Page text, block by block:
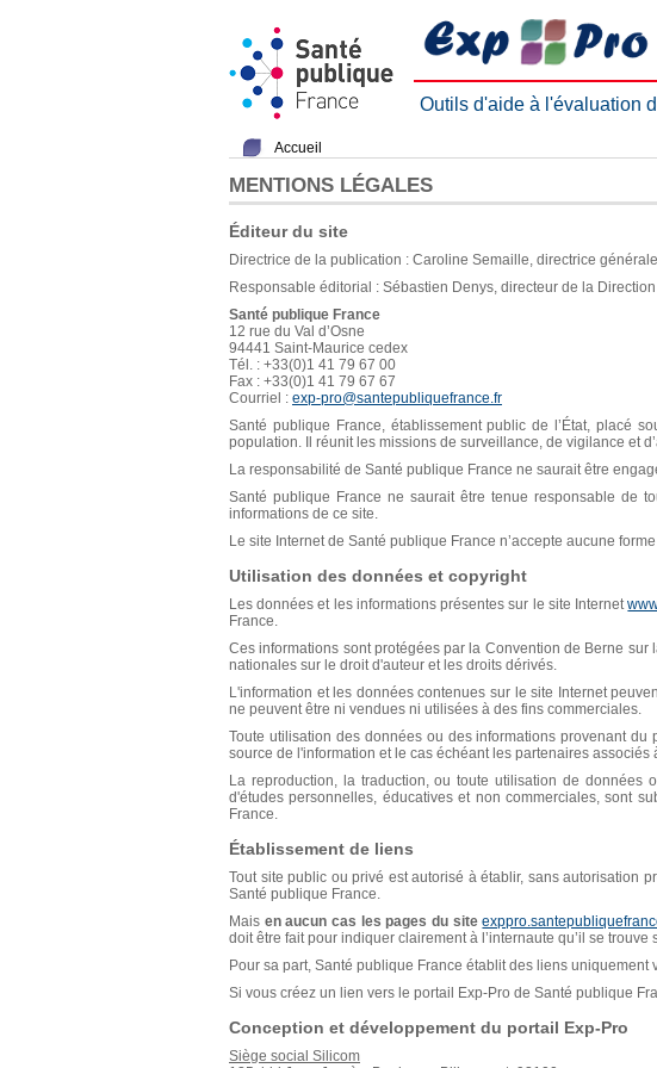
Outils d'aide à l'évaluation
Accueil
MENTIONS LÉGALES
Éditeur du site
Directrice de la publication : Caroline Semaille, directrice
Responsable éditorial : Sébastien Denys, directeur de la
Santé publique France
12 rue du Val d’Osne
94441 Saint-Maurice cedex
Tél. : +33(0)1 41 79 67 00
Fax : +33(0)1 41 79 67 67
Courriel : exp-pro@santepubliquefrance.fr
Santé publique France, établissement public de l’État, placé
population. Il réunit les missions de surveillance, de vigilance et
La responsabilité de Santé publique France ne saurait être
Santé publique France ne saurait être tenue responsable de
informations de ce site.
Le site Internet de Santé publique France n’accepte aucune
Utilisation des données et copyright
Les données et les informations présentes sur le site Internet
France.
Ces informations sont protégées par la Convention de Berne
nationales sur le droit d'auteur et les droits dérivés.
L'information et les données contenues sur le site Internet
ne peuvent être ni vendues ni utilisées à des fins commerciales.
Toute utilisation des données ou des informations provenant
source de l'information et le cas échéant les partenaires associés
La reproduction, la traduction, ou toute utilisation de données
d'études personnelles, éducatives et non commerciales, sont
France.
Établissement de liens
Tout site public ou privé est autorisé à établir, sans autorisation
Santé publique France.
Mais en aucun cas les pages du site
doit être fait pour indiquer clairement à l’internaute qu’il se
Pour sa part, Santé publique France établit des liens
Si vous créez un lien vers le portail Exp-Pro de Santé publique
Conception et développement du portail Exp-Pro
Siège social Silicom